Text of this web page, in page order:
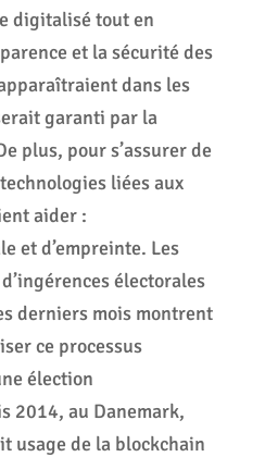
digitalisé tout en
et la sécurité des
dans les
garanti par la
plus, pour s’assurer de
liées aux
aider :
et d’empreinte. Les
électorales
derniers mois montrent
ce processus
élection
2014, au Danemark,
usage de la blockchain